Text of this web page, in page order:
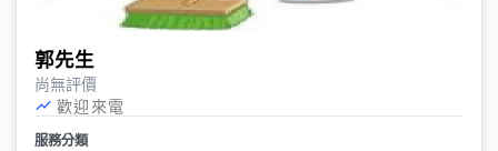
郭先生
尚無評價
歡迎來電
服務分類